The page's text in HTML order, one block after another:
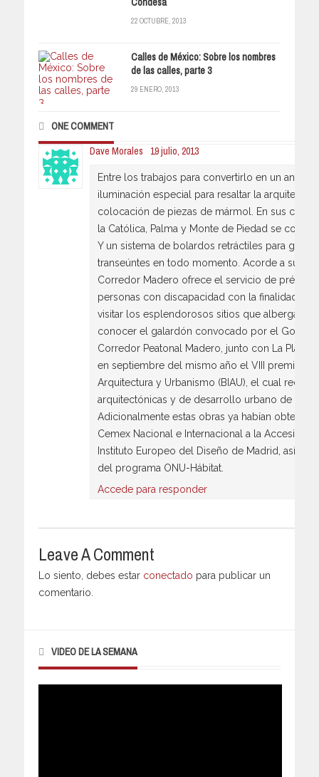
22 OCTUBRE, 2013
Calles de México: Sobre los nombres
de las calles, parte 3
29 ENERO, 2013
ONE COMMENT
Dave Morales
19 julio, 2013
Entre los trabajos para convertirlo en un
iluminación especial para resaltar la
colocación de piezas de mármol. En sus
la Católica, Palma y Monte de Piedad se
Y un sistema de bolardos retráctiles para
transeúntes en todo momento. Acorde a su
Corredor Madero ofrece el servicio de
personas con discapacidad con la finalidad de
visitar los esplendorosos sitios que alberga. El
conocer el galardón convocado por el
Corredor Peatonal Madero, junto con La Plaza
en septiembre del mismo año el VIII premio
Arquitectura y Urbanismo (BIAU), el cual
arquitectónicas y de desarrollo urbano de
Adicionalmente estas obras ya habían
Cemex Nacional e Internacional a la
Instituto Europeo del Diseño de Madrid, así
del programa ONU-Hábitat.
Accede para responder
Leave A Comment
Lo siento, debes estar conectado para publicar un
comentario.
VIDEO DE LA SEMANA